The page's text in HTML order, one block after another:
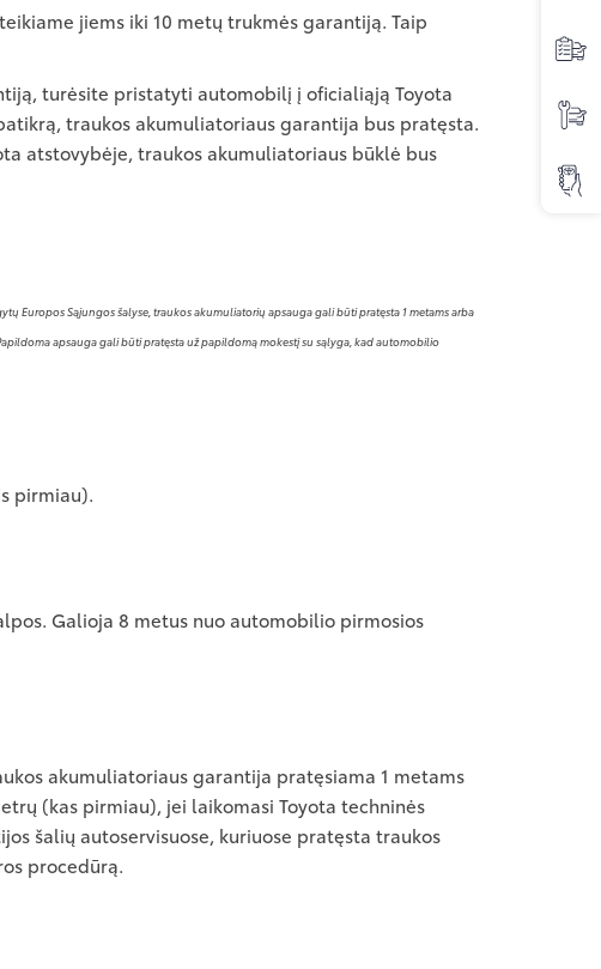
jiems iki 10 metų trukmės garantiją. Taip
turėsite pristatyti automobilį į oficialiąją Toyota
traukos akumuliatoriaus garantija bus pratęsta.
atstovybėje, traukos akumuliatoriaus būklė bus
Europos Sąjungos šalyse, traukos akumuliatorių apsauga gali būti pratęsta 1 metams arba
apsauga gali būti pratęsta už papildomą mokestį su sąlyga, kad automobilio
pirmiau).
Galioja 8 metus nuo automobilio pirmosios
akumuliatoriaus garantija pratęsiama 1 metams
(kas pirmiau), jei laikomasi Toyota techninės
šalių autoservisuose, kuriuose pratęsta traukos
procedūrą.